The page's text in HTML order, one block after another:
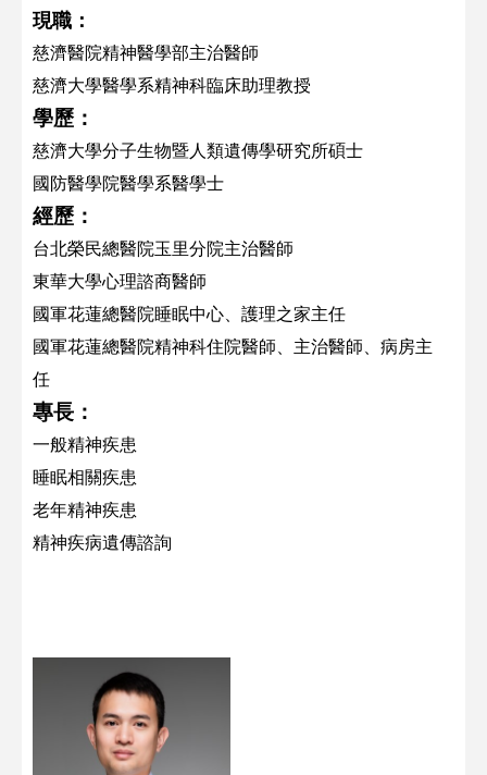
現職：
慈濟醫院精神醫學部主治醫師
慈濟大學醫學系精神科臨床助理教授
學歷：
慈濟大學分子生物暨人類遺傳學研究所碩士
國防醫學院醫學系醫學士
經歷：
台北榮民總醫院玉里分院主治醫師
東華大學心理諮商醫師
國軍花蓮總醫院睡眠中心、護理之家主任
國軍花蓮總醫院精神科住院醫師、主治醫師、病房主
任
專長：
一般精神疾患
睡眠相關疾患
老年精神疾患
精神疾病遺傳諮詢